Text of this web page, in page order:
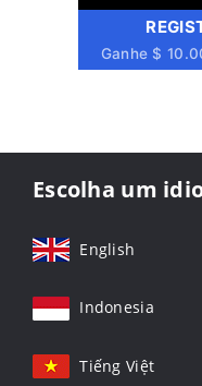
Ganhe $
Escolha um
English
Indonesia
Tiếng Việt